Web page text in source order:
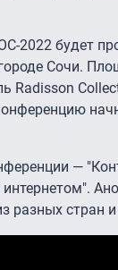
2022 будет
Сочи.
Radisson
—
разных стран